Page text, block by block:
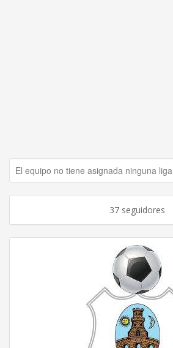
El equipo no tiene asignada ninguna liga
37 seguidores